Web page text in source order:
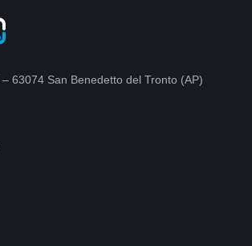
63074 San Benedetto del Tronto (AP)